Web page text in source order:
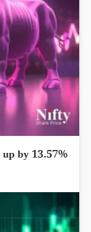
up by 13.57%